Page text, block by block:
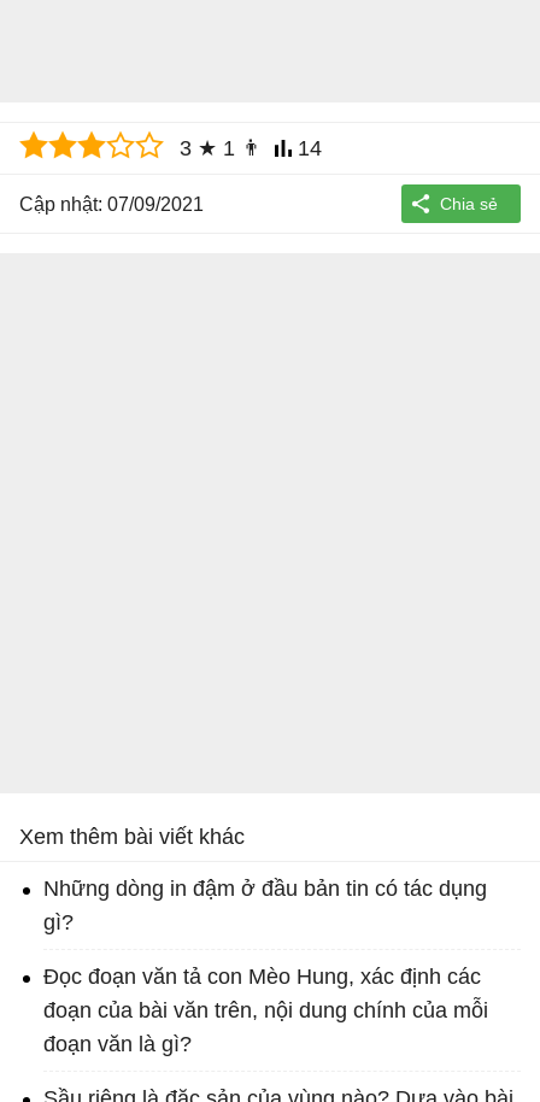
3 ★ 1 👨 14
Cập nhật: 07/09/2021
Xem thêm bài viết khác
Những dòng in đậm ở đầu bản tin có tác dụng
gì?
Đọc đoạn văn tả con Mèo Hung, xác định các
đoạn của bài văn trên, nội dung chính của mỗi
đoạn văn là gì?